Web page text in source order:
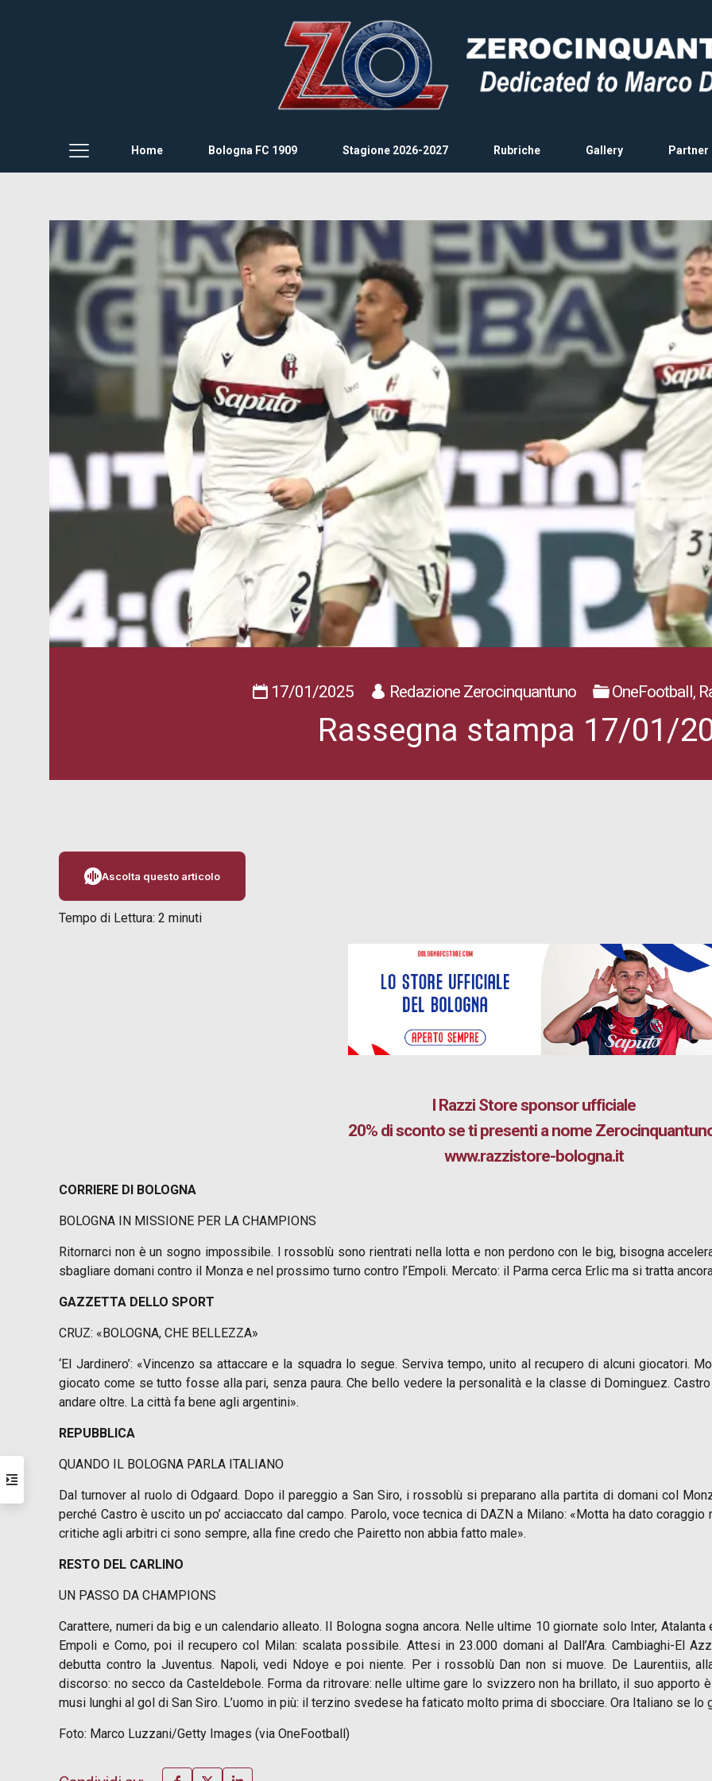
Home Bologna FC 1909 Stagione 2026-2027 Rubriche Gallery Partner
17/01/2025 Redazione Zerocinquantuno OneFootball,
Rassegna stampa 17/01/
Ascolta questo articolo
Tempo di Lettura:2 minuti
I Razzi Storesponsor ufficiale
20% di sconto se ti presenti a nome
www.razzistore-bologna.it
CORRIERE DI BOLOGNA
BOLOGNA IN MISSIONE PER LA CHAMPIONS
Ritornarci non è un sogno impossibile. I rossoblù sono rientrati nella lotta e non perdono con le big, bisogna
sbagliare domani contro il Monza e nel prossimo turno contro l’Empoli. Mercato: il Parma cerca Erlic ma si tratta
GAZZETTA DELLO SPORT
CRUZ: «BOLOGNA, CHE BELLEZZA»
‘El Jardinero’: «Vincenzo sa attaccare e la squadra lo segue. Serviva tempo, unito al recupero di alcuni giocatori.
giocato come se tutto fosse alla pari, senza paura. Che bello vedere la personalità e la classe di Dominguez.
andare oltre. La città fa bene agli argentini».
REPUBBLICA
QUANDO IL BOLOGNA PARLA ITALIANO
Dal turnover al ruolo di Odgaard. Dopo il pareggio a San Siro, i rossoblù si preparano alla partita di domani col
perché Castro è uscito un po’ acciaccato dal campo. Parolo, voce tecnica di DAZN a Milano: «Motta ha dato coraggio
critiche agli arbitri ci sono sempre, alla fine credo che Pairetto non abbia fatto male».
RESTO DEL CARLINO
UN PASSO DA CHAMPIONS
Carattere, numeri da big e un calendario alleato. Il Bologna sogna ancora. Nelle ultime 10 giornate solo Inter,
Empoli e Como, poi il recupero col Milan: scalata possibile. Attesi in 23.000 domani al Dall’Ara. Cambiaghi-El
debutta contro la Juventus. Napoli, vedi Ndoye e poi niente. Per i rossoblù Dan non si muove. De Laurentiis, alla
discorso: no secco da Casteldebole. Forma da ritrovare: nelle ultime gare lo svizzero non ha brillato, il suo apporto
musi lunghi al gol di San Siro. L’uomo in più: il terzino svedese ha faticato molto prima di sbocciare. Ora Italiano se lo
Foto: Marco Luzzani/Getty Images (via OneFootball)